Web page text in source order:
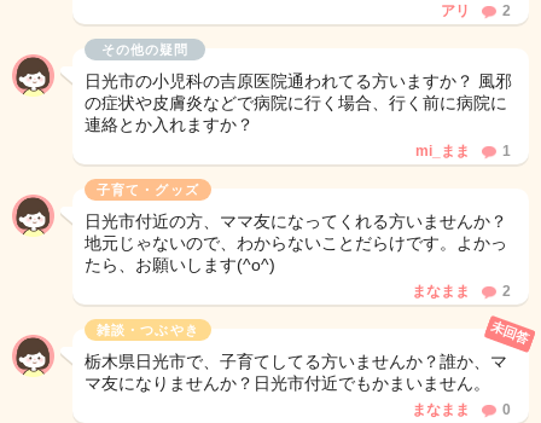
アリ 2
その他の疑問
日光市の小児科の吉原医院通われてる方いますか？ 風邪
の症状や皮膚炎などで病院に行く場合、行く前に病院に
連絡とか入れますか？
mi_まま 1
子育て・グッズ
日光市付近の方、ママ友になってくれる方いませんか？
地元じゃないので、わからないことだらけです。よかっ
たら、お願いします(^o^)
まなまま 2
雑談・つぶやき
栃木県日光市で、子育てしてる方いませんか？誰か、マ
マ友になりませんか？日光市付近でもかまいません。
未回答
まなまま 0